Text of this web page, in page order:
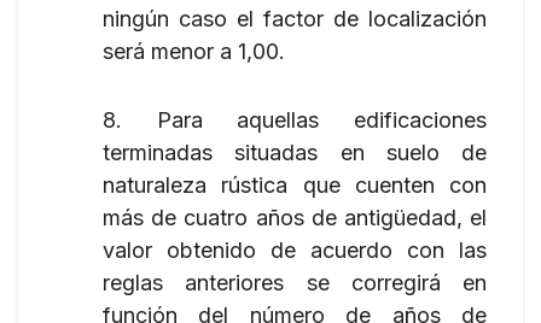
ningún caso el factor de localización
será menor a 1,00.
8. Para aquellas edificaciones
terminadas situadas en suelo de
naturaleza rústica que cuenten con
más de cuatro años de antigüedad, el
valor obtenido de acuerdo con las
reglas anteriores se corregirá en
función del número de años de